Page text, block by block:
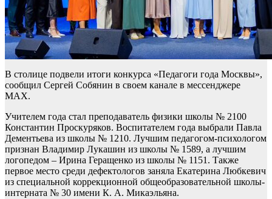
В столице подвели итоги конкурса «Педагоги года Москвы»,
сообщил Сергей Собянин в своем канале в мессенджере
MAX.
Учителем года стал преподаватель физики школы № 2100
Константин Проскуряков. Воспитателем года выбрали Павла
Дементьева из школы № 1210. Лучшим педагогом-психологом
признан Владимир Лукашин из школы № 1589, а лучшим
логопедом – Ирина Геращенко из школы № 1151. Также
первое место среди дефектологов заняла Екатерина Любкевич
из специальной коррекционной общеобразовательной школы-
интерната № 30 имени К. А. Микаэльяна.